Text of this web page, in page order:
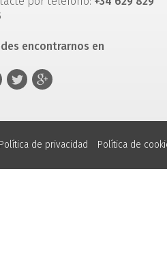
encontrarnos en
Política de privacidad Política de